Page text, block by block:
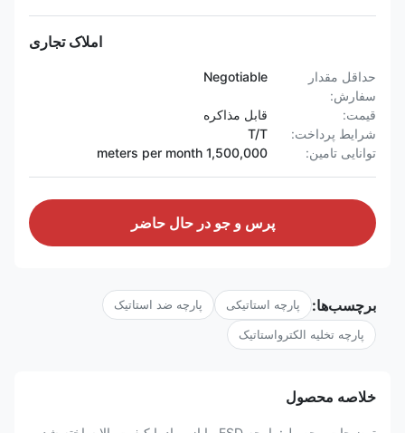
املاک تجاری
حداقل مقدار
سفارش:
Negotiable
قیمت:
قابل مذاکره
شرایط پرداخت:
T/T
توانایی تامین:
1,500,000 meters per month
پرس و جو در حال حاضر
برچسب‌ها: پارچه استاتیکی پارچه ضد استاتیک
پارچه تخلیه الکترواستاتیک
خلاصه محصول